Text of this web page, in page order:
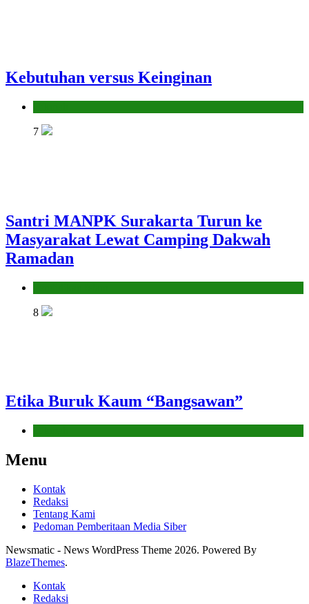
Kebutuhan versus Keinginan
7
Santri MANPK Surakarta Turun ke
Masyarakat Lewat Camping Dakwah
Ramadan
8
Etika Buruk Kaum “Bangsawan”
Menu
Kontak
Redaksi
Tentang Kami
Pedoman Pemberitaan Media Siber
Newsmatic - News WordPress Theme 2026. Powered By
BlazeThemes.
Kontak
Redaksi